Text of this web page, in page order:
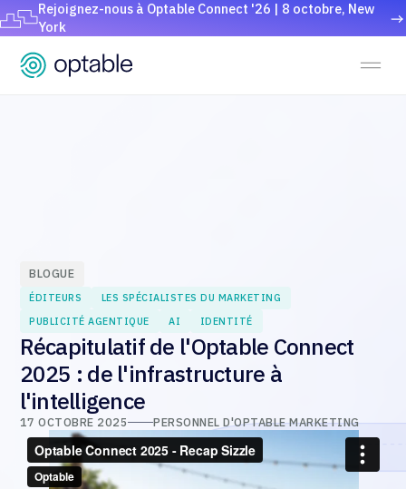
Rejoignez-nous à Optable Connect '26 | 8 octobre, New
York
BLOGUE
ÉDITEURS
LES SPÉCIALISTES DU MARKETING
PUBLICITÉ AGENTIQUE
AI IDENTITÉ
Récapitulatif de l'Optable Connect
2025 : de l'infrastructure à
l'intelligence
17 OCTOBRE 2025 PERSONNEL D'OPTABLE MARKETING